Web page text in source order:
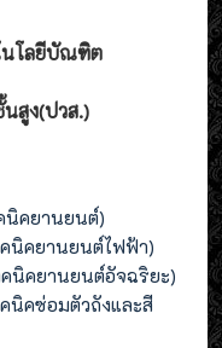
นโลยีบัณฑิต
สูง(ปวส.)
นิคยานยนต์)
คนิคยานยนต์ไฟฟ้า)
คนิคยานยนต์อัจฉริยะ)
คนิคซ่อมตัวถังและสี